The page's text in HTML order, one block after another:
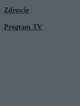
Zdrowie
Program TV